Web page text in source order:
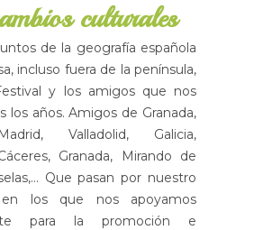
culturales
de la geografía española
incluso fuera de la península,
y los amigos que nos
los años. Amigos de Granada,
Valladolid, Galicia,
Granada, Mirando de
Que pasan por nuestro
los que nos apoyamos
para la promoción e